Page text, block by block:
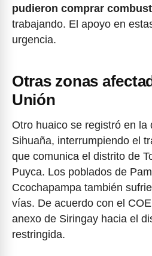
pudieron comprar
trabajando. El apoyo en
urgencia.
Otras zonas
Unión
Otro huaico se registró en la
Sihuaña, interrumpiendo el
que comunica el distrito de
Puyca. Los poblados de
Ccochapampa también
vías. De acuerdo con el
anexo de Siringay hacia el
restringida.